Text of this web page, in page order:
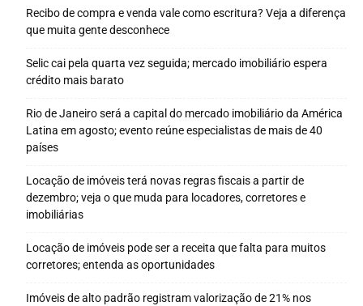
Recibo de compra e venda vale como escritura? Veja a diferença
que muita gente desconhece
Selic cai pela quarta vez seguida; mercado imobiliário espera
crédito mais barato
Rio de Janeiro será a capital do mercado imobiliário da América
Latina em agosto; evento reúne especialistas de mais de 40
países
Locação de imóveis terá novas regras fiscais a partir de
dezembro; veja o que muda para locadores, corretores e
imobiliárias
Locação de imóveis pode ser a receita que falta para muitos
corretores; entenda as oportunidades
Imóveis de alto padrão registram valorização de 21% nos